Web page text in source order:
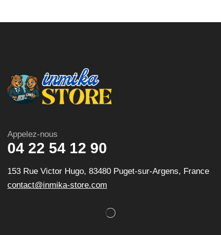
Appelez-nous
04 22 54 12 90
153 Rue Victor Hugo, 83480 Puget-sur-Argens, France
contact@inmika-store.com